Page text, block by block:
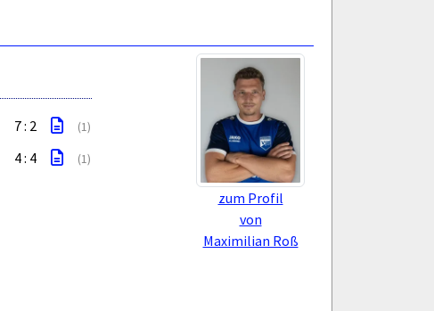
zum Profil
von
Maximilian Roß
7 : 2 (1)
4 : 4 (1)